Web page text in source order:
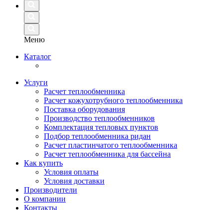
Меню
Каталог
Услуги
Расчет теплообменника
Расчет кожухотрубного теплообменника
Поставка оборудования
Производство теплообменников
Комплектация тепловых пунктов
Подбор теплообменника ридан
Расчет пластинчатого теплообменника
Расчет теплообменника для бассейна
Как купить
Условия оплаты
Условия доставки
Производители
О компании
Контакты